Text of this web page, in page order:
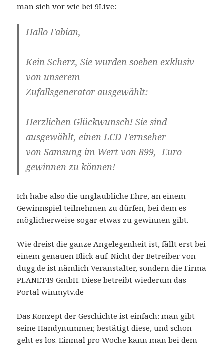
man sich vor wie bei 9Live:
Hallo Fabian,
Kein Scherz, Sie wurden soeben exklusiv
von unserem
Zufallsgenerator ausgewählt:
Herzlichen Glückwunsch! Sie sind
ausgewählt, einen LCD-Fernseher
von Samsung im Wert von 899,- Euro
gewinnen zu können!
Ich habe also die unglaubliche Ehre, an einem
Gewinnspiel teilnehmen zu dürfen, bei dem es
möglicherweise sogar etwas zu gewinnen gibt.
Wie dreist die ganze Angelegenheit ist, fällt erst bei
einem genauen Blick auf. Nicht der Betreiber von
dugg.de ist nämlich Veranstalter, sondern die Firma
PLANET49 GmbH. Diese betreibt wiederum das
Portal winmytv.de
Das Konzept der Geschichte ist einfach: man gibt
seine Handynummer, bestätigt diese, und schon
geht es los. Einmal pro Woche kann man bei dem